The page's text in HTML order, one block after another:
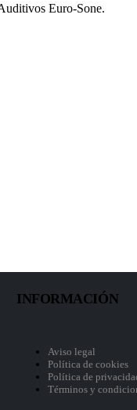
Euro-Sone.
INFORMACIÓN
Aviso legal
Política de cookies
Política de
Términos y